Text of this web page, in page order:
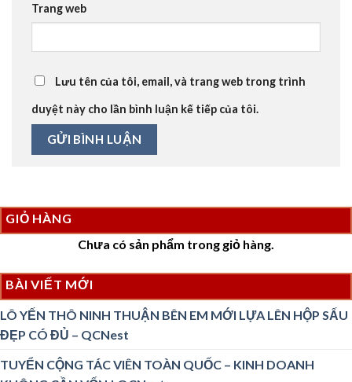
Trang web
Lưu tên của tôi, email, và trang web trong trình
duyệt này cho lần bình luận kế tiếp của tôi.
GIỎ HÀNG
Chưa có sản phẩm trong giỏ hàng.
BÀI VIẾT MỚI
LÔ YẾN THÔ NINH THUẬN BÊN EM MỚI LỰA LÊN HỘP SẤU
ĐẸP CÓ ĐỦ – QCNest
TUYỂN CỘNG TÁC VIÊN TOÀN QUỐC – KINH DOANH